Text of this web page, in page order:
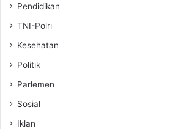
Pendidikan
TNI-Polri
Kesehatan
Politik
Parlemen
Sosial
Iklan